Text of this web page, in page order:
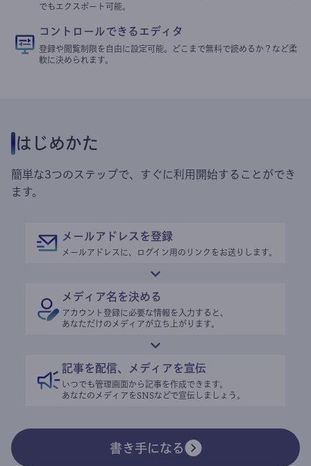
でもエクスポート可能。
コントロールできるエディタ
登録や閲覧制限を自由に設定可能。どこまで無料で読めるか？など柔
軟に決められます。
はじめかた
簡単な3つのステップで、すぐに利用開始することができ
ます。
メールアドレスを登録
メールアドレスに、ログイン用のリンクをお送りします。
メディア名を決める
アカウント登録に必要な情報を入力すると、
あなただけのメディアが立ち上がります。
記事を配信、メディアを宣伝
いつでも管理画面から記事を作成できます。
あなたのメディアをSNSなどで宣伝しましょう。
書き手になる